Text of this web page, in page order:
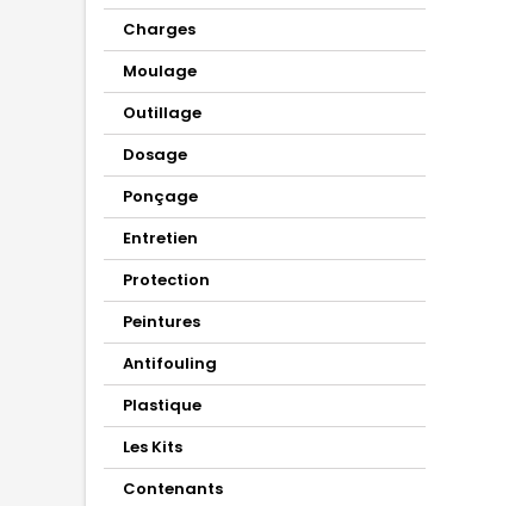
Charges
Moulage
Outillage
Dosage
Ponçage
Entretien
Protection
Peintures
Antifouling
Plastique
Les Kits
Contenants